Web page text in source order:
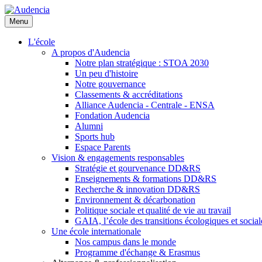
Aller
au
contenu
principal
Menu
L'école
A propos d'Audencia
Notre plan stratégique : STOA 2030
Un peu d'histoire
Notre gouvernance
Classements & accréditations
Alliance Audencia - Centrale - ENSA
Fondation Audencia
Alumni
Sports hub
Espace Parents
Vision & engagements responsables
Stratégie et gourvenance DD&RS
Enseignements & formations DD&RS
Recherche & innovation DD&RS
Environnement & décarbonation
Politique sociale et qualité de vie au travail
GAIA, l’école des transitions écologiques et
Une école internationale
Nos campus dans le monde
Programme d'échange & Erasmus